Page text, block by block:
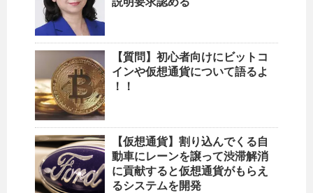
【質問】初心者向けにビットコ
インや仮想通貨について語るよ
！！
【仮想通貨】割り込んでくる自
動車にレーンを譲って渋滞解消
に貢献すると仮想通貨がもらえ
るシステムを開発